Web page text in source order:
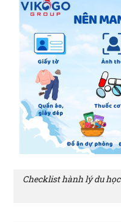
Checklist hành lý du